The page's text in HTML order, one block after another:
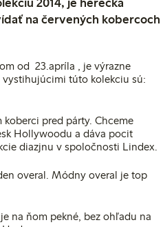
na červených kobercoch
od 23.apríla , je výrazne
túto kolekciu sú:
koberci pred párty. Chceme
Hollywoodu a dáva pocit
diazjnu v spoločnosti Lindex.
overal. Módny overal je top
na ňom pekné, bez ohľadu na